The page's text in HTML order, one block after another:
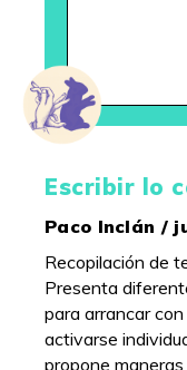
Escribir lo
Paco Inclán /
Recopilación de
Presenta
para arrancar
activarse
propone